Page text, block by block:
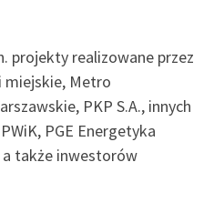
projekty realizowane przez
miejskie, Metro
PKP S.A., innych
PGE Energetyka
także inwestorów